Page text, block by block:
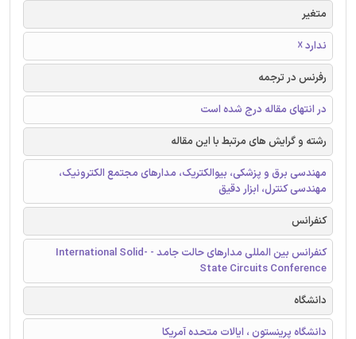
متغیر
ندارد ☓
رفرنس در ترجمه
در انتهای مقاله درج شده است
رشته و گرایش های مرتبط با این مقاله
مهندسی برق و پزشکی، بیوالکتریک، مدارهای مجتمع الکترونیک،
مهندسی کنترل، ابزار دقیق
کنفرانس
کنفرانس بین المللی مدارهای حالت جامد - International Solid-
State Circuits Conference
دانشگاه
دانشگاه پرینستون ، ایالات متحده آمریکا